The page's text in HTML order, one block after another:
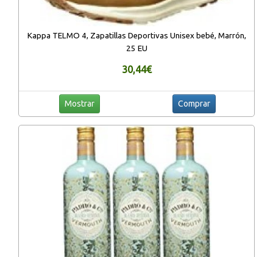
Kappa TELMO 4, Zapatillas Deportivas Unisex bebé, Marrón,
25 EU
30,44€
Mostrar Comprar